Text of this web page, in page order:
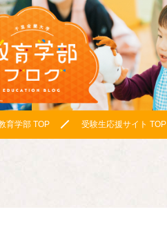
育学部 TOP 受験生応援サイト TOP